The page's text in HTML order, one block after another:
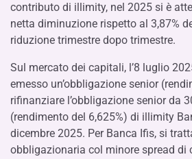
contributo di illimity, nel 2025 si è
netta diminuzione rispetto al 3,87%
riduzione trimestre dopo trimestre.
Sul mercato dei capitali, l’8 luglio
emesso un’obbligazione senior
rifinanziare l’obbligazione senior da
(rendimento del 6,625%) di illimity
dicembre 2025. Per Banca Ifis, si
obbligazionaria col minore spread di